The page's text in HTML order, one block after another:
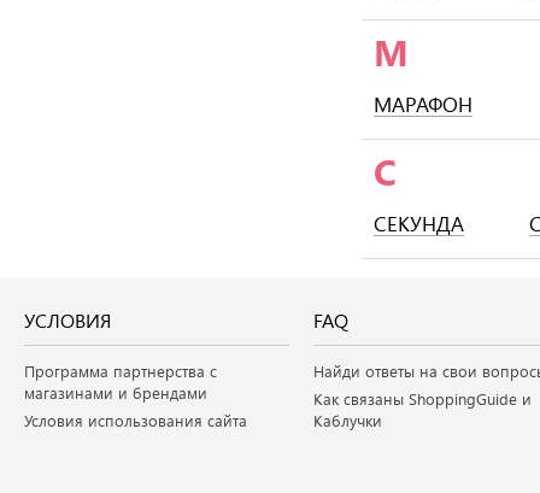
М
МАРАФОН
С
СЕКУНДА
УСЛОВИЯ
Программа партнерства с
магазинами и брендами
Условия использования сайта
FAQ
Найди ответы на свои
Как связаны ShoppingGuide и
Каблучки